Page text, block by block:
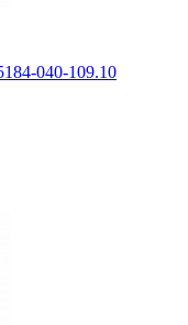
040-109.10